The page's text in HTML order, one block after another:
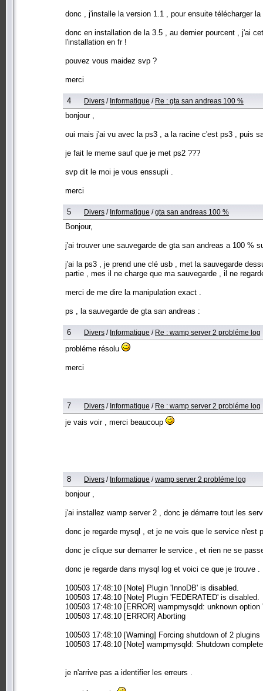
donc , j'installe la version 1.1 , pour ensuite télécharger
donc en installation de la 3.5 , au dernier pourcent , j'ai
l'installation en fr !
pouvez vous maidez svp ?
merci
4 Divers / Informatique / Re : gta san andreas 100 %
bonjour ,
oui mais j'ai vu avec la ps3 , a la racine c'est ps3 , puis
je fait le meme sauf que je met ps2 ???
svp dit le moi je vous enssupli .
merci
5 Divers / Informatique /gta san andreas 100 %
Bonjour,
j'ai trouver une sauvegarde de gta san andreas a 100 %
j'ai la ps3 , je prend une clé usb , met la sauvegarde
partie , mes il ne charge que ma sauvegarde , il ne
merci de me dire la manipulation exact .
ps , la sauvegarde de gta san andreas :
6 Divers / Informatique / Re : wamp server 2 probléme log
probléme résolu
merci
7 Divers / Informatique / Re : wamp server 2 probléme log
je vais voir , merci beaucoup
8 Divers / Informatique /wamp server 2 probléme log
bonjour ,
j'ai installez wamp server 2 , donc je démarre tout les
donc je regarde mysql , et je ne vois que le service n'est
donc je clique sur demarrer le service , et rien ne se
donc je regarde dans mysql log et voici ce que je trouve .
100503 17:48:10 [Note] Plugin 'InnoDB' is disabled.
100503 17:48:10 [Note] Plugin 'FEDERATED' is disabled.
100503 17:48:10 [ERROR] wampmysqld: unknown option
100503 17:48:10 [ERROR] Aborting
100503 17:48:10 [Warning] Forcing shutdown of 2 plugins
100503 17:48:10 [Note] wampmysqld: Shutdown complete
je n'arrive pas a identifier les erreurs .